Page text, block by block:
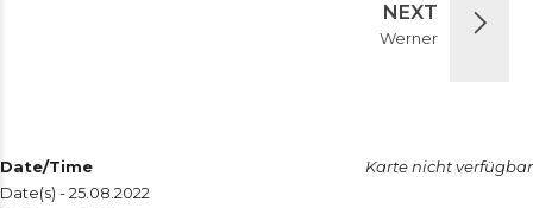
NEXT
Werner
Karte nicht verfügbar
Date/Time
Date(s) - 25.08.2022